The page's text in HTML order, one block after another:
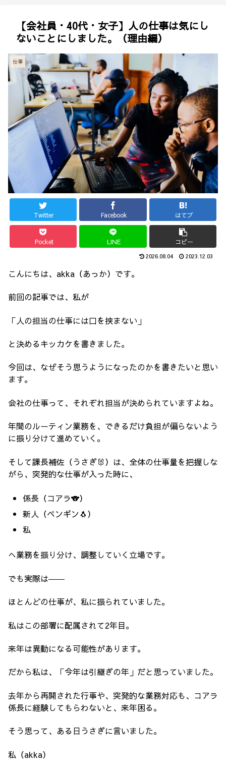
【会社員・40代・女子】人の仕事は気にし
ないことにしました。（理由編）
仕事
Twitter Facebook はてブ
Pocket LINE コピー
2026.08.04 2023.12.03
こんにちは、akka（あっか）です。
前回の記事では、私が
「人の担当の仕事には口を挟まない」
と決めるキッカケを書きました。
今回は、なぜそう思うようになったのかを書きたいと思い
ます。
会社の仕事って、それぞれ担当が決められていますよね。
年間のルーティン業務を、できるだけ負担が偏らないよう
に振り分けて進めていく。
そして課長補佐（うさぎ🐰）は、全体の仕事量を把握しな
がら、突発的な仕事が入った時に、
係長（コアラ🐨）
新人（ペンギン🐧）
私
へ業務を振り分け、調整していく立場です。
でも実際は――
ほとんどの仕事が、私に振られていました。
私はこの部署に配属されて2年目。
来年は異動になる可能性があります。
だから私は、「今年は引継ぎの年」だと思っていました。
去年から再開された行事や、突発的な業務対応も、コアラ
係長に経験してもらわないと、来年困る。
そう思って、ある日うさぎに言いました。
私（akka）